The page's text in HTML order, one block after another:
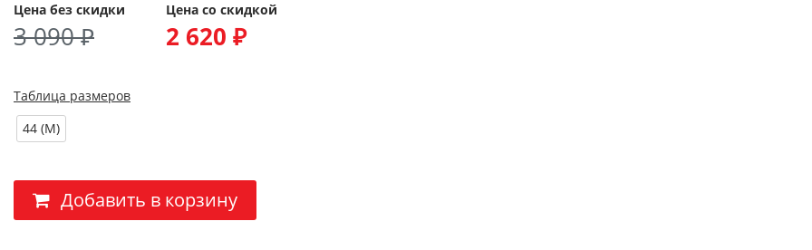
Цена без скидки
3 090 ₽
Цена со скидкой
2 620 ₽
Таблица размеров
44 (M)
Добавить в корзину